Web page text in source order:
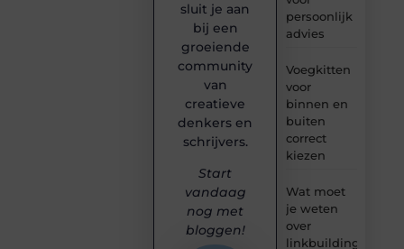
persoonlijk
advies
Voegkitten
voor
binnen en
buiten
correct
kiezen
Wat moet
je weten
over
linkbuilding?
sluit je aan
bij een
groeiende
community
van
creatieve
denkers en
schrijvers.
Start
vandaag
nog met
bloggen!